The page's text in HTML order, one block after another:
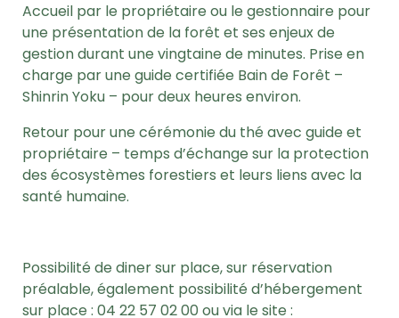
Accueil par le propriétaire ou le gestionnaire pour
une présentation de la forêt et ses enjeux de
gestion durant une vingtaine de minutes. Prise en
charge par une guide certifiée Bain de Forêt –
Shinrin Yoku – pour deux heures environ.
Retour pour une cérémonie du thé avec guide et
propriétaire – temps d’échange sur la protection
des écosystèmes forestiers et leurs liens avec la
santé humaine.
Possibilité de diner sur place, sur réservation
préalable, également possibilité d’hébergement
sur place : 04 22 57 02 00 ou via le site :